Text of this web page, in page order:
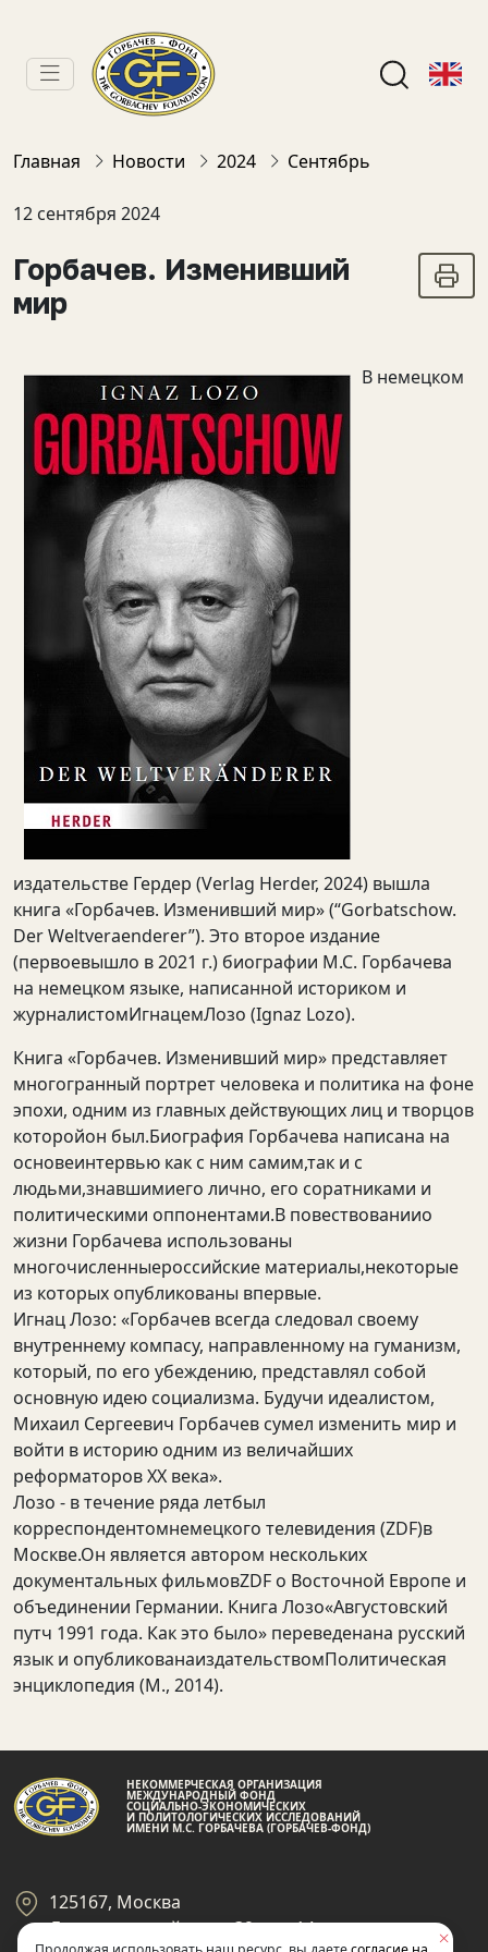
Главная Новости 2024 Сентябрь
12 сентября 2024
Горбачев. Изменивший
мир
В немецком
издательстве Гердер (Verlag Herder, 2024) вышла
книга «Горбачев. Изменивший мир» (“Gorbatschow.
Der Weltveraenderer”). Это второе издание
(первоевышло в 2021 г.) биографии М.С. Горбачева
на немецком языке, написанной историком и
журналистомИгнацемЛозо (Ignaz Lozo).
Книга «Горбачев. Изменивший мир» представляет
многогранный портрет человека и политика на фоне
эпохи, одним из главных действующих лиц и творцов
которойон был.Биография Горбачева написана на
основеинтервью как с ним самим,так и с
людьми,знавшимиего лично, его соратниками и
политическими оппонентами.В повествованиио
жизни Горбачева использованы
многочисленныероссийские материалы,некоторые
из которых опубликованы впервые.
Игнац Лозо: «Горбачев всегда следовал своему
внутреннему компасу, направленному на гуманизм,
который, по его убеждению, представлял собой
основную идею социализма. Будучи идеалистом,
Михаил Сергеевич Горбачев сумел изменить мир и
войти в историю одним из величайших
реформаторов XX века».
Лозо - в течение ряда летбыл
корреспондентомнемецкого телевидения (ZDF)в
Москве.Он является автором нескольких
документальных фильмовZDF о Восточной Европе и
объединении Германии. Книга Лозо«Августовский
путч 1991 года. Как это было» переведенана русский
язык и опубликованаиздательствомПолитическая
энциклопедия (М., 2014).
НЕКОММЕРЧЕСКАЯ ОРГАНИЗАЦИЯ
МЕЖДУНАРОДНЫЙ ФОНД
СОЦИАЛЬНО-ЭКОНОМИЧЕСКИХ
И ПОЛИТОЛОГИЧЕСКИХ ИССЛЕДОВАНИЙ
ИМЕНИ М.С. ГОРБАЧЕВА (ГОРБАЧЕВ-ФОНД)
125167, Москва
Ленинградский пр-кт 39, стр 14